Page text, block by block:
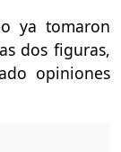
ya tomaron
dos figuras,
opiniones